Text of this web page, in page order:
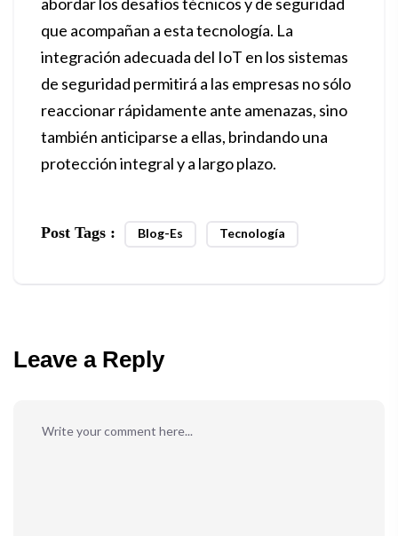
que acompañan a esta tecnología. La
integración adecuada del IoT en los sistemas
de seguridad permitirá a las empresas no sólo
reaccionar rápidamente ante amenazas, sino
también anticiparse a ellas, brindando una
protección integral y a largo plazo.
Post Tags : Blog-Es Tecnología
Leave a Reply